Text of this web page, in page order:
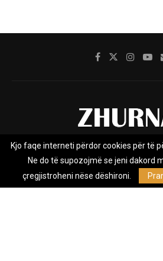
Rreth nesh Impresumi
Privacy Policy
Zhurnal.mk është Agjenci e Lajmeve e
Kjo faqe interneti përdor cookies për të
Ne do të supozojmë se jeni dakord
çregjistroheni nëse dëshironi.